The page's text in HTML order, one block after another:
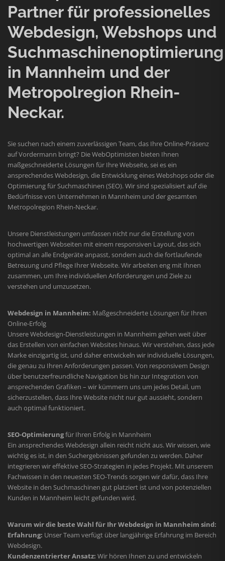
Partner für professionelles
Webdesign, Webshops und
Suchmaschinenoptimierung
in Mannheim und der
Metropolregion Rhein-
Neckar.
Sie suchen nach einem zuverlässigen Team, das Ihre Online-Präsenz
auf Vordermann bringt? Die WebOptimisten bieten Ihnen
maßgeschneiderte Lösungen für Ihre Webseite, sei es ein
ansprechendes Webdesign, die Entwicklung eines Webshops oder die
Optimierung für Suchmaschinen (SEO). Wir sind spezialisiert auf die
Bedürfnisse von Unternehmen in Mannheim und der gesamten
Metropolregion Rhein-Neckar.
Unsere Dienstleistungen umfassen nicht nur die Erstellung von
hochwertigen Webseiten mit einem responsiven Layout, das sich
optimal an alle Endgeräte anpasst, sondern auch die fortlaufende
Betreuung und Pflege Ihrer Webseite. Wir arbeiten eng mit Ihnen
zusammen, um Ihre individuellen Anforderungen und Ziele zu
verstehen und umzusetzen.
Webdesign in Mannheim: Maßgeschneiderte Lösungen für Ihren
Online-Erfolg
Unsere Webdesign-Dienstleistungen in Mannheim gehen weit über
das Erstellen von einfachen Websites hinaus. Wir verstehen, dass jede
Marke einzigartig ist, und daher entwickeln wir individuelle Lösungen,
die genau zu Ihren Anforderungen passen. Von responsivem Design
über benutzerfreundliche Navigation bis hin zur Integration von
ansprechenden Grafiken – wir kümmern uns um jedes Detail, um
sicherzustellen, dass Ihre Website nicht nur gut aussieht, sondern
auch optimal funktioniert.
SEO-Optimierungfür Ihren Erfolg in Mannheim
Ein ansprechendes Webdesign allein reicht nicht aus. Wir wissen, wie
wichtig es ist, in den Suchergebnissen gefunden zu werden. Daher
integrieren wir effektive SEO-Strategien in jedes Projekt. Mit unserem
Fachwissen in den neuesten SEO-Trends sorgen wir dafür, dass Ihre
Website in den Suchmaschinen gut platziert ist und von potenziellen
Kunden in Mannheim leicht gefunden wird.
Warum wir die beste Wahl für Ihr Webdesign in Mannheim sind:
Erfahrung: Unser Team verfügt über langjährige Erfahrung im Bereich
Webdesign.
Kundenzentrierter Ansatz: Wir hören Ihnen zu und entwickeln